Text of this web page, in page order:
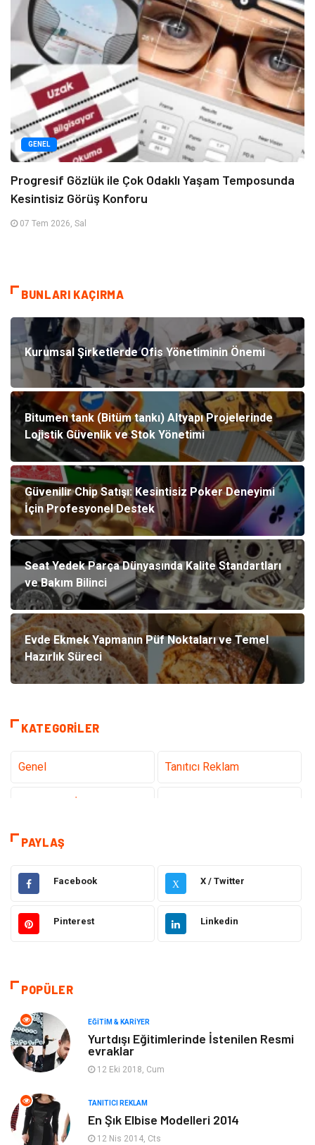
GENEL
Progresif Gözlük ile Çok Odaklı Yaşam Temposunda
Kesintisiz Görüş Konforu
07 Tem 2026, Sal
BUNLARI KAÇIRMA
Kurumsal Şirketlerde Ofis Yönetiminin Önemi
Bitumen tank (Bitüm tankı) Altyapı Projelerinde
Lojistik Güvenlik ve Stok Yönetimi
Güvenilir Chip Satışı: Kesintisiz Poker Deneyimi
İçin Profesyonel Destek
Seat Yedek Parça Dünyasında Kalite Standartları
ve Bakım Bilinci
Evde Ekmek Yapmanın Püf Noktaları ve Temel
Hazırlık Süreci
KATEGORILER
Genel Tanıtıcı Reklam
Hizmet
Hukuk Emlak
Otomotiv Sağlıklı Yaşam
Moda
Makine
Elektronik
Giyim
Ev Dekorasyon Organizasyon
PAYLAŞ
Facebook X X / Twitter
Pinterest Linkedin
POPÜLER
EĞITIM & KARIYER
Yurtdışı Eğitimlerinde İstenilen Resmi
evraklar
12 Eki 2018, Cum
TANITICI REKLAM
En Şık Elbise Modelleri 2014
12 Nis 2014, Cts